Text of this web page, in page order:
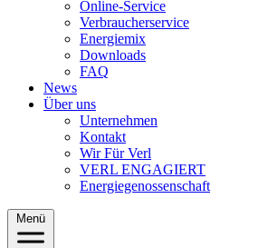
Online-Service
Verbraucherservice
Energiemix
Downloads
FAQ
News
Über uns
Unternehmen
Kontakt
Wir Für Verl
VERL ENGAGIERT
Energiegenossenschaft
Menü